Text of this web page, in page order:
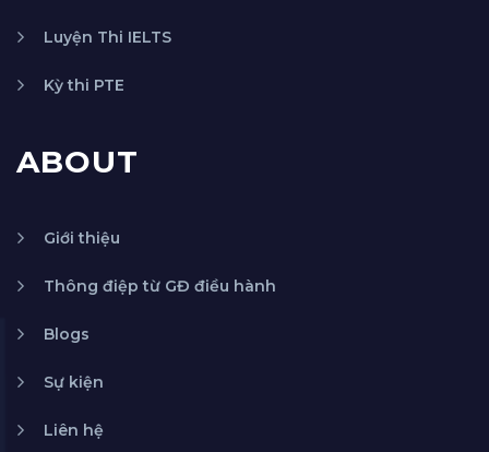
Luyện Thi IELTS
Kỳ thi PTE
ABOUT
Giới thiệu
Thông điệp từ GĐ điều hành
Blogs
Sự kiện
Liên hệ